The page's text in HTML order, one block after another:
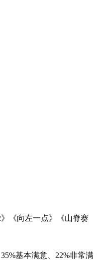
《向左一点》《山脊赛
基本满意、22%非常满